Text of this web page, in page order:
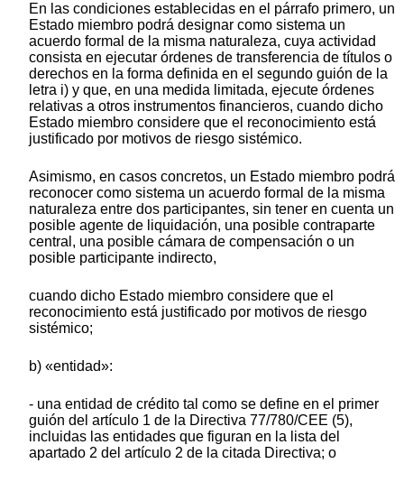
En las condiciones establecidas en el párrafo primero, un
Estado miembro podrá designar como sistema un
acuerdo formal de la misma naturaleza, cuya actividad
consista en ejecutar órdenes de transferencia de títulos o
derechos en la forma definida en el segundo guión de la
letra i) y que, en una medida limitada, ejecute órdenes
relativas a otros instrumentos financieros, cuando dicho
Estado miembro considere que el reconocimiento está
justificado por motivos de riesgo sistémico.
Asimismo, en casos concretos, un Estado miembro podrá
reconocer como sistema un acuerdo formal de la misma
naturaleza entre dos participantes, sin tener en cuenta un
posible agente de liquidación, una posible contraparte
central, una posible cámara de compensación o un
posible participante indirecto,
cuando dicho Estado miembro considere que el
reconocimiento está justificado por motivos de riesgo
sistémico;
b) «entidad»:
- una entidad de crédito tal como se define en el primer
guión del artículo 1 de la Directiva 77/780/CEE (5),
incluidas las entidades que figuran en la lista del
apartado 2 del artículo 2 de la citada Directiva; o